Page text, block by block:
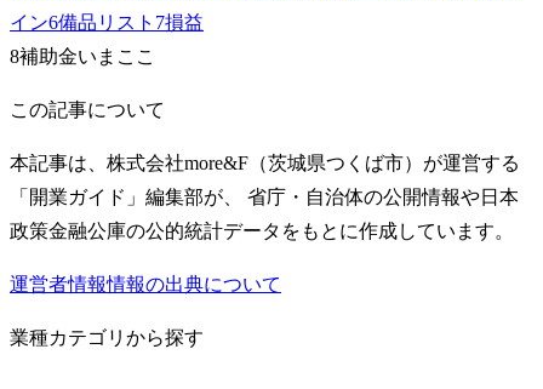
イン6備品リスト 7損益
8補助金いまここ
この記事について
本記事は、株式会社more&F（茨城県つくば市）が運営する
「開業ガイド」編集部が、 省庁・自治体の公開情報や日本
政策金融公庫の公的統計データをもとに作成しています。
運営者情報情報の出典について
業種カテゴリから探す